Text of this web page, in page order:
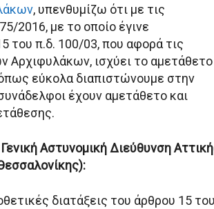
, υπενθυμίζω ότι με τις
2016, με το οποίο έγινε
του π.δ. 100/03, που αφορά τις
Αρχιφυλάκων, ισχύει το αμετάθετο
εύκολα διαπιστώνουμε στην
έχουν αμετάθετο και
Αστυνομική Διεύθυνση
διατάξεις του άρθρου 15 του